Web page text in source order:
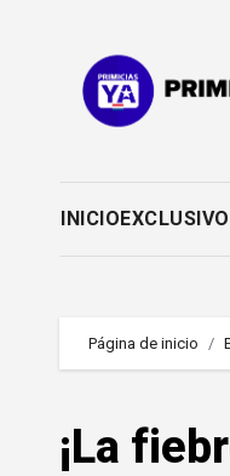
INICIO
Página de inicio
¡La